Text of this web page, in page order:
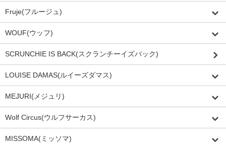
Fruje(フルージュ)
WOUF(ウッフ)
SCRUNCHIE IS BACK(スクランチーイズバック)
LOUISE DAMAS(ルイーズダマス)
MEJURI(メジュリ)
Wolf Circus(ウルフサーカス)
MISSOMA(ミッソマ)